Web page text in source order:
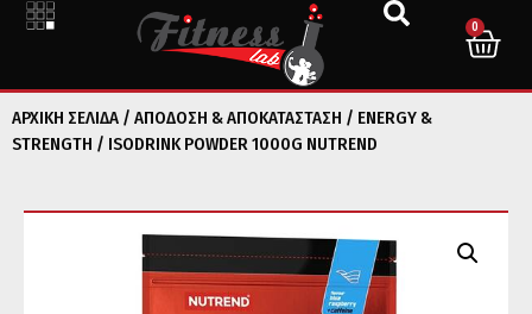
0
ΑΡΧΙΚΉ ΣΕΛΊΔΑ / ΑΠΟΔΟΣΗ & ΑΠΟΚΑΤΑΣΤΑΣΗ / ENERGY &
STRENGTH / ISODRINK POWDER 1000G NUTREND